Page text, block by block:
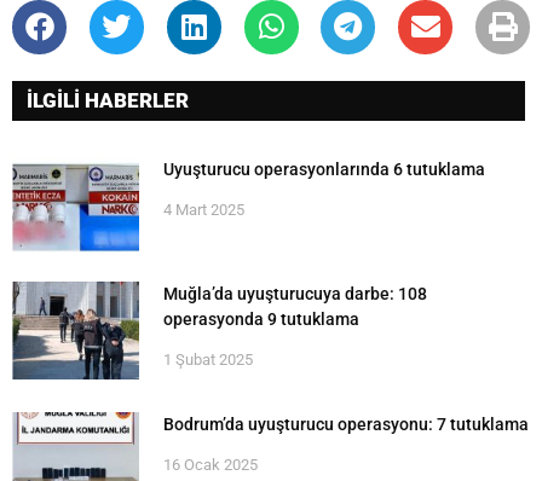
İLGİLİ HABERLER
Uyuşturucu operasyonlarında 6 tutuklama
4 Mart 2025
Muğla’da uyuşturucuya darbe: 108
operasyonda 9 tutuklama
1 Şubat 2025
Bodrum’da uyuşturucu operasyonu: 7 tutuklama
16 Ocak 2025